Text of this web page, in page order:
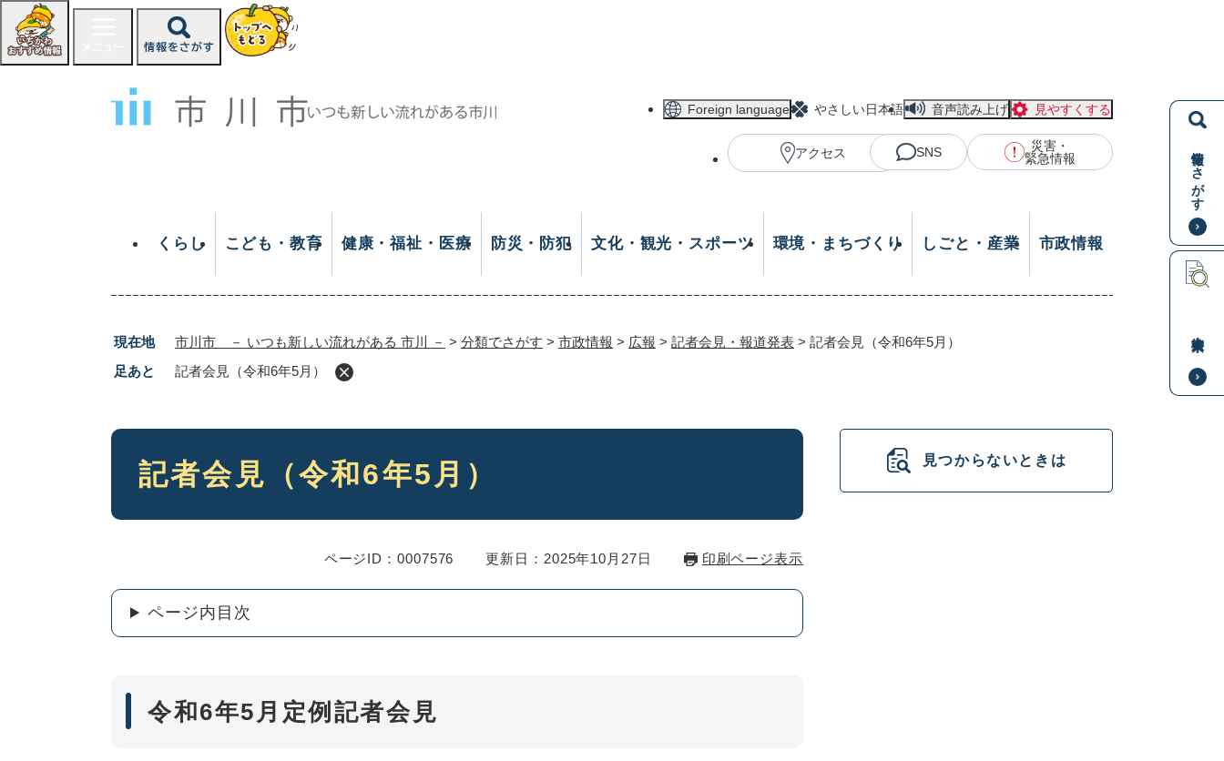
ジ
情報をさがす
Foreign language やさしい日本語 音声読み上げ 見やすくする
アクセス SNS
災害・
緊急情報
くらし こども・教育 健康・福祉・医療 防災・防犯 文化・観光・スポーツ 環境・まちづくり しごと・産業 市政情報
現在地 市川市 － いつも新しい流れがある 市川 － > 分類でさがす > 市政情報 > 広報 > 記者会見・報道発表 > 記者会見（令和6年5月）
足あと
記者会見（令和6年5月）
本
記者会見（令和6年5月）
ページID：0007576 更新日：2025年10月27日 印刷ページ表示
ページ内目次
令和6年5月定例記者会見
見つからないときは